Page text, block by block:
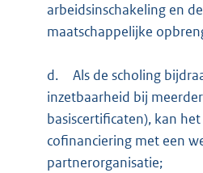
arbeidsinschakeling en
maatschappelijke
d.
Als de scholing
inzetbaarheid bij
basiscertificaten), kan
cofinanciering met een
partnerorganisatie;